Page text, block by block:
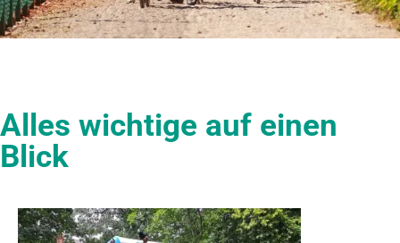
Alles wichtige auf einen
Blick